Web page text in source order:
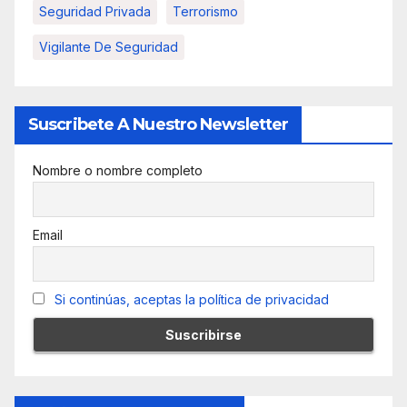
Seguridad Privada Terrorismo
Vigilante De Seguridad
Suscribete A Nuestro Newsletter
Nombre o nombre completo
Email
Si continúas, aceptas la política de privacidad